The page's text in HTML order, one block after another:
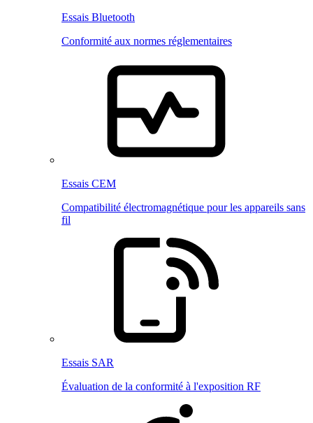
Essais Bluetooth
Conformité aux normes réglementaires
Essais CEM
Compatibilité électromagnétique pour les appareils sans
fil
Essais SAR
Évaluation de la conformité à l'exposition RF